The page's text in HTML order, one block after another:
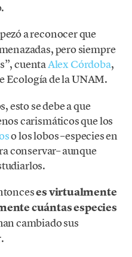
a reconocer que
pero siempre
cuentaAlex Córdoba,
Ecología de la UNAM.
esto se debe a que
carismáticos que los
o los lobos –especies en
conservar– aunque
es virtualmente
cuántas especies
cambiado sus